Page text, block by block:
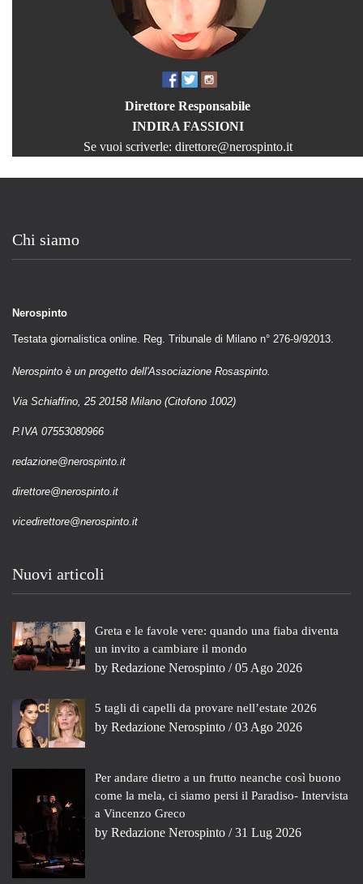
Direttore Responsabile
INDIRA FASSIONI
Se vuoi scriverle: direttore@nerospinto.it
Chi siamo
Nerospinto
Testata giornalistica online. Reg. Tribunale di Milano n° 276-9/92013.
Nerospinto è un progetto dell'Associazione Rosaspinto.
Via Schiaffino, 25 20158 Milano (Citofono 1002)
P.IVA 07553080966
redazione@nerospinto.it
direttore@nerospinto.it
vicedirettore@nerospinto.it
Nuovi articoli
Greta e le favole vere: quando una fiaba diventa
un invito a cambiare il mondo
by Redazione Nerospinto / 05 Ago 2026
5 tagli di capelli da provare nell’estate 2026
by Redazione Nerospinto / 03 Ago 2026
Per andare dietro a un frutto neanche così buono
come la mela, ci siamo persi il Paradiso- Intervista
a Vincenzo Greco
by Redazione Nerospinto / 31 Lug 2026